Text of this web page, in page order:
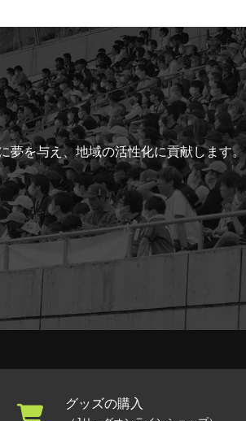
夢を与え、地域の活性化に貢献します。
グッズの購入